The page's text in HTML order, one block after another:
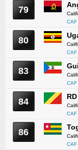
79
CAF
80
CAF
83
CAF
84
CAF
86
CAF